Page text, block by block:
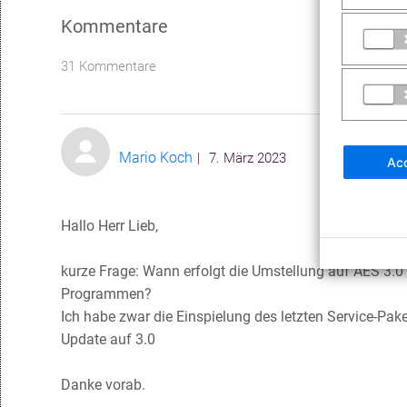
Kommentare
31 Kommentare
Mario Koch 7. März 2023
Hallo Herr Lieb,
kurze Frage: Wann erfolgt die Umstellung auf AES
Programmen?
Ich habe zwar die Einspielung des letzten Service-
Update auf 3.0
Danke vorab.